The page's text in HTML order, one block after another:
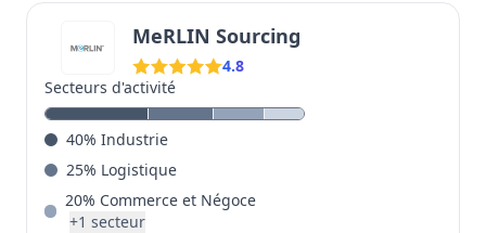
MeRLIN Sourcing
4.8
Secteurs d'activité
40% Industrie
25% Logistique
20% Commerce et Négoce
+1 secteur